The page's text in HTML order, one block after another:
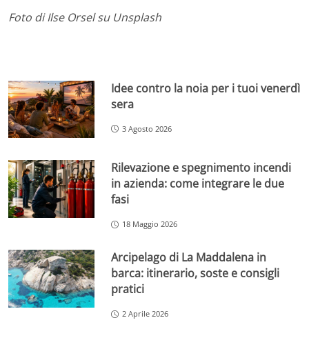
Foto di Ilse Orsel su Unsplash
Idee contro la noia per i tuoi venerdì
sera
3 Agosto 2026
Rilevazione e spegnimento incendi
in azienda: come integrare le due
fasi
18 Maggio 2026
Arcipelago di La Maddalena in
barca: itinerario, soste e consigli
pratici
2 Aprile 2026